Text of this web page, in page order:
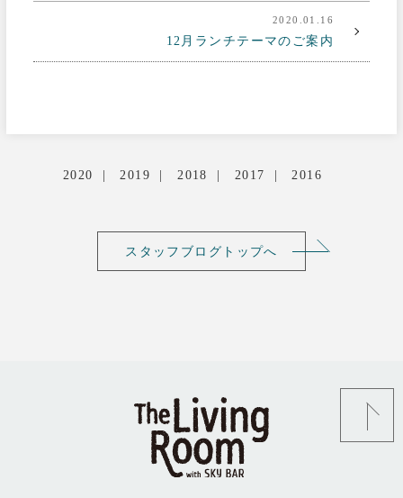
2020.01.16
12月ランチテーマのご案内
2020 2019 2018 2017 2016
スタッフブログトップへ